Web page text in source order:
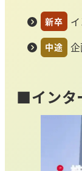
新卒
中途
■インタ